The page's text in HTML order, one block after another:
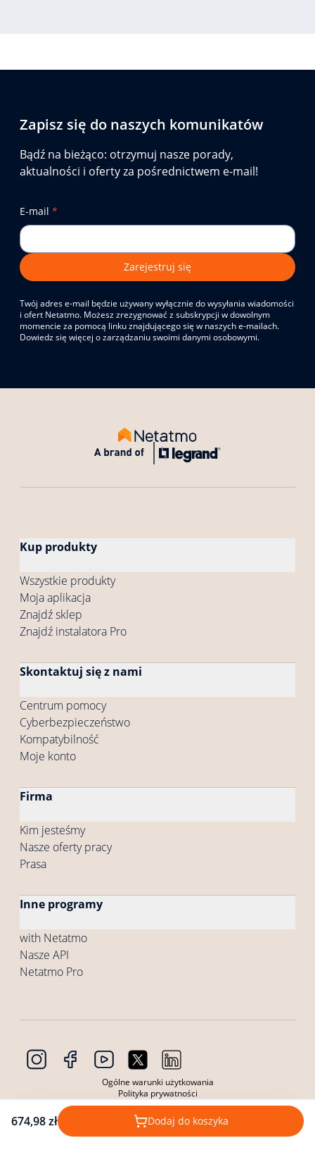
674,98 zł Dodaj do koszyka
Zapisz się do naszych komunikatów
Bądź na bieżąco: otrzymuj nasze porady,
aktualności i oferty za pośrednictwem e-mail!
E-mail *
Zarejestruj się
Twój adres e-mail będzie używany wyłącznie do wysyłania wiadomości
i ofert Netatmo. Możesz zrezygnować z subskrypcji w dowolnym
momencie za pomocą linku znajdującego się w naszych e-mailach.
Dowiedz się więcej o zarządzaniu swoimi danymi osobowymi.
Kup produkty
Wszystkie produkty
Moja aplikacja
Znajdź sklep
Znajdź instalatora Pro
Skontaktuj się z nami
Centrum pomocy
Cyberbezpieczeństwo
Kompatybilność
Moje konto
Firma
Kim jesteśmy
Nasze oferty pracy
Prasa
Inne programy
with Netatmo
Nasze API
Netatmo Pro
Ogólne warunki użytkowania
Polityka prywatności
Ogólne warunki sprzedaży
Warunki korzystania z produktów
Polityka prywatności produktów
Pliki cookie